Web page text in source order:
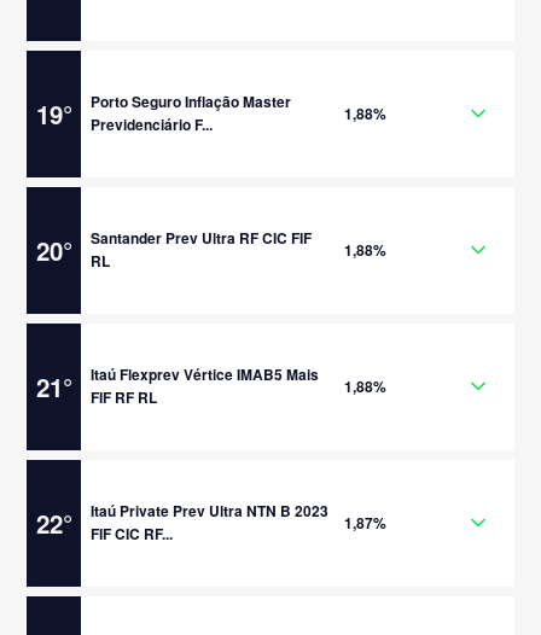
19°
Porto Seguro Inflação Master
Previdenciário F...
1,88%
20°
Santander Prev Ultra RF CIC FIF
RL
1,88%
21°
Itaú Flexprev Vértice IMAB5 Mais
FIF RF RL
1,88%
22°
Itaú Private Prev Ultra NTN B 2023
FIF CIC RF...
1,87%